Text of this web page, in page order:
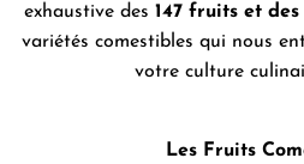
exhaustive des 147 fruits et des
variétés comestibles qui nous
votre culture
Les Fruits